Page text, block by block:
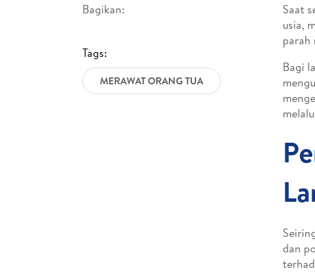
Bagikan:
Tags:
MERAWAT ORANG TUA
Saat
usia,
parah
Bagi
dan